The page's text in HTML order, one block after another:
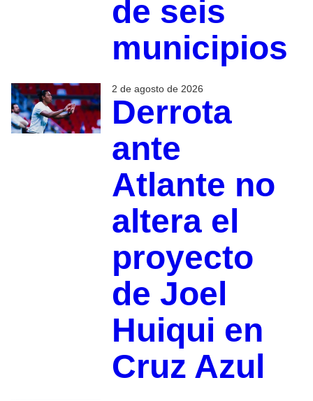
de seis
municipios
2 de agosto de 2026
Derrota
ante
Atlante no
altera el
proyecto
de Joel
Huiqui en
Cruz Azul